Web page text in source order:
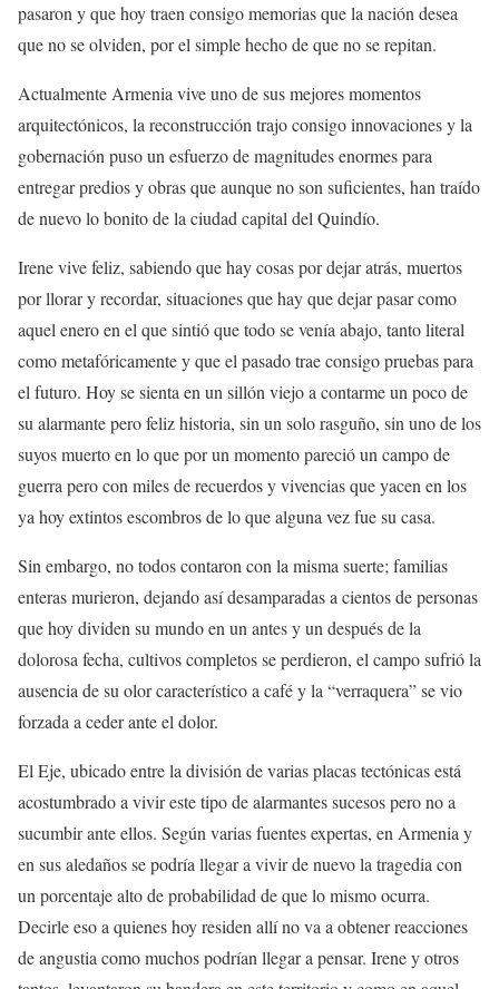
pasaron y que hoy traen consigo memorias que la nación desea
que no se olviden, por el simple hecho de que no se repitan.
Actualmente Armenia vive uno de sus mejores momentos
arquitectónicos, la reconstrucción trajo consigo innovaciones y la
gobernación puso un esfuerzo de magnitudes enormes para
entregar predios y obras que aunque no son suficientes, han traído
de nuevo lo bonito de la ciudad capital del Quindío.
Irene vive feliz, sabiendo que hay cosas por dejar atrás, muertos
por llorar y recordar, situaciones que hay que dejar pasar como
aquel enero en el que sintió que todo se venía abajo, tanto literal
como metafóricamente y que el pasado trae consigo pruebas para
el futuro. Hoy se sienta en un sillón viejo a contarme un poco de
su alarmante pero feliz historia, sin un solo rasguño, sin uno de los
suyos muerto en lo que por un momento pareció un campo de
guerra pero con miles de recuerdos y vivencias que yacen en los
ya hoy extintos escombros de lo que alguna vez fue su casa.
Sin embargo, no todos contaron con la misma suerte; familias
enteras murieron, dejando así desamparadas a cientos de personas
que hoy dividen su mundo en un antes y un después de la
dolorosa fecha, cultivos completos se perdieron, el campo sufrió la
ausencia de su olor característico a café y la “verraquera” se vio
forzada a ceder ante el dolor.
El Eje, ubicado entre la división de varias placas tectónicas está
acostumbrado a vivir este tipo de alarmantes sucesos pero no a
sucumbir ante ellos. Según varias fuentes expertas, en Armenia y
en sus aledaños se podría llegar a vivir de nuevo la tragedia con
un porcentaje alto de probabilidad de que lo mismo ocurra.
Decirle eso a quienes hoy residen allí no va a obtener reacciones
de angustia como muchos podrían llegar a pensar. Irene y otros